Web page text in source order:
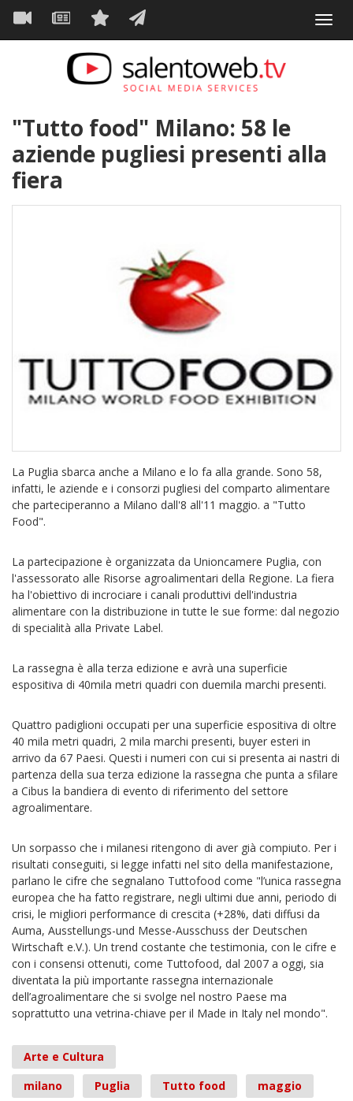
Salta
contenuto
Navigazione
principale
"Tutto food" Milano: 58 le
aziende pugliesi presenti alla
fiera
La Puglia sbarca anche a Milano e lo fa alla grande. Sono 58,
infatti, le aziende e i consorzi pugliesi del comparto alimentare
che parteciperanno a Milano dall'8 all'11 maggio. a "Tutto
Food".
La partecipazione è organizzata da Unioncamere Puglia, con
l'assessorato alle Risorse agroalimentari della Regione. La fiera
ha l'obiettivo di incrociare i canali produttivi dell'industria
alimentare con la distribuzione in tutte le sue forme: dal negozio
di specialità alla Private Label.
La rassegna è alla terza edizione e avrà una superficie
espositiva di 40mila metri quadri con duemila marchi presenti.
Quattro padiglioni occupati per una superficie espositiva di oltre
40 mila metri quadri, 2 mila marchi presenti, buyer esteri in
arrivo da 67 Paesi. Questi i numeri con cui si presenta ai nastri di
partenza della sua terza edizione la rassegna che punta a sfilare
a Cibus la bandiera di evento di riferimento del settore
agroalimentare.
Un sorpasso che i milanesi ritengono di aver già compiuto. Per i
risultati conseguiti, si legge infatti nel sito della manifestazione,
parlano le cifre che segnalano Tuttofood come "l’unica rassegna
europea che ha fatto registrare, negli ultimi due anni, periodo di
crisi, le migliori performance di crescita (+28%, dati diffusi da
Auma, Ausstellungs-und Messe-Ausschuss der Deutschen
Wirtschaft e.V.). Un trend costante che testimonia, con le cifre e
con i consensi ottenuti, come Tuttofood, dal 2007 a oggi, sia
diventata la più importante rassegna internazionale
dell’agroalimentare che si svolge nel nostro Paese ma
soprattutto una vetrina-chiave per il Made in Italy nel mondo".
Arte e Cultura
milano
Puglia Tutto food maggio